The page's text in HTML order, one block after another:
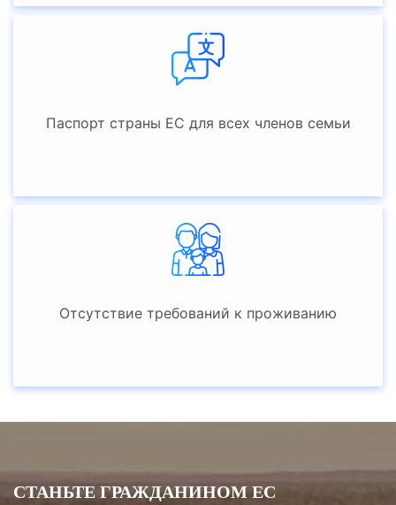
Паспорт страны ЕС для всех членов семьи
Отсутствие требований к проживанию
СТАНЬТЕ ГРАЖДАНИНОМ ЕС